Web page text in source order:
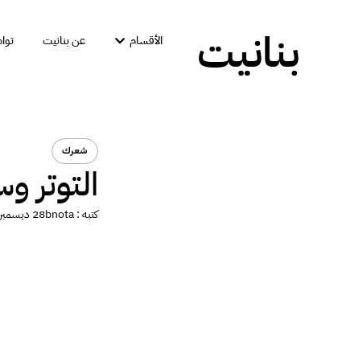
بنانيت الأقسام عن بنانيت
شعرك
التوتر
كتبه :bnota28 ديسمبر 2011